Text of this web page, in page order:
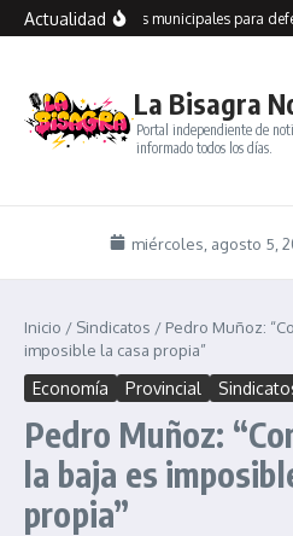
Saltar al contenido
Actualidad
dependencias municipales para
La Bisagra
Portal independiente de
informado todos los días.
miércoles, agosto 5,
Inicio / Sindicatos / Pedro Muñoz:
imposible la casa propia”
Economía Provincial
Pedro Muñoz:
la baja es
propia”